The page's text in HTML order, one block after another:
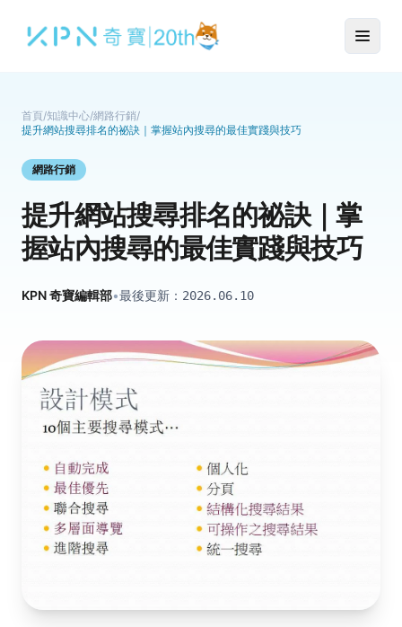
首頁/知識中心/網路行銷/
提升網站搜尋排名的祕訣｜掌握站內搜尋的最佳實踐與技巧
網路行銷
提升網站搜尋排名的祕訣｜掌
握站內搜尋的最佳實踐與技巧
KPN 奇寶編輯部•最後更新： 2026.06.10